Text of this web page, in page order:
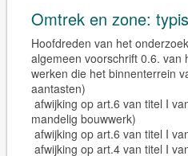
Omtrek en zone:
Hoofdreden van het
algemeen voorschrift 0.6. van
werken die het binnenterrein
aantasten)
afwijking op art.6 van titel I
mandelig bouwwerk)
afwijking op art.6 van titel I
afwijking op art.4 van titel I